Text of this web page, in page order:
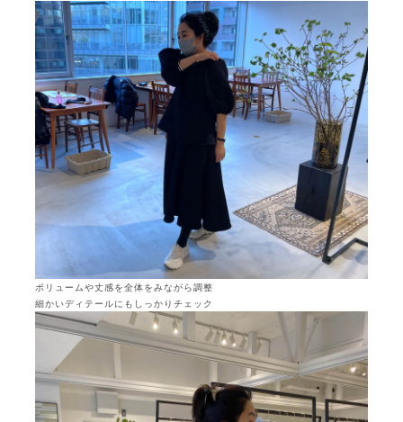
ボリュームや丈感を全体をみながら調整
細かいディテールにもしっかりチェック